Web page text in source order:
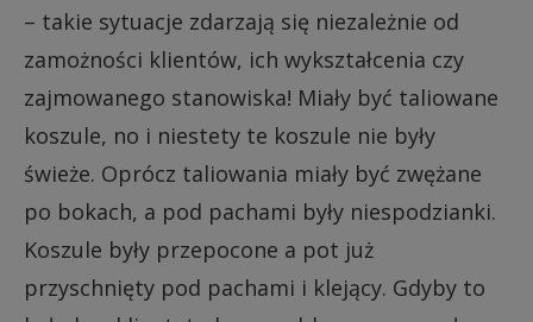
– takie sytuacje zdarzają się niezależnie od
zamożności klientów, ich wykształcenia czy
zajmowanego stanowiska! Miały być taliowane
koszule, no i niestety te koszule nie były
świeże. Oprócz taliowania miały być zwężane
po bokach, a pod pachami były niespodzianki.
Koszule były przepocone a pot już
przyschnięty pod pachami i klejący. Gdyby to